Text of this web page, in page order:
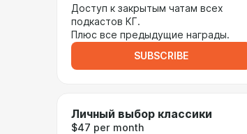
Доступ к закрытым чатам всех
подкастов КГ.
Плюс все предыдущие награды.
SUBSCRIBE
Личный выбор классики
$47 per month